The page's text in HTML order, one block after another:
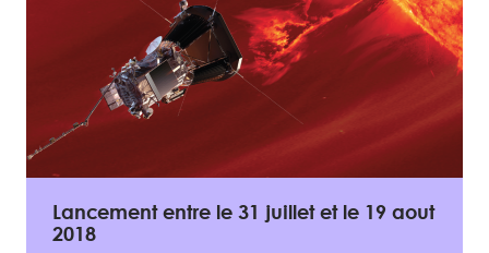
Lancement entre le 31 juillet et le 19 aout
2018